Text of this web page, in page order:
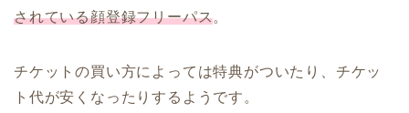
されている顔登録フリーパス。
チケットの買い方によっては特典がついたり、チケッ
ト代が安くなったりするようです。